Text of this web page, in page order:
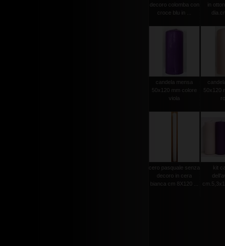
decoro colomba con
croce blu in ...
in
candela mensa
50x120 mm colore
viola
50x120
cero pasquale senza
decoro in cera
bianca cm 8X120 ...
kit